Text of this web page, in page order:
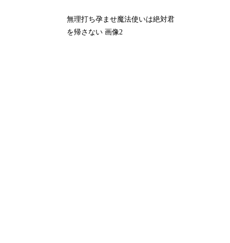
無理打ち孕ませ魔法使いは絶対君
を帰さない 画像2